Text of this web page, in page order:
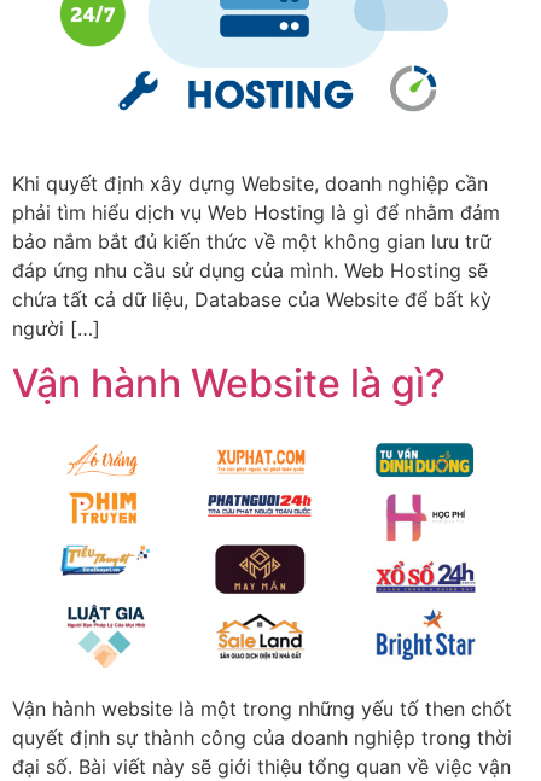
Khi quyết định xây dựng Website, doanh nghiệp cần
phải tìm hiểu dịch vụ Web Hosting là gì để nhằm đảm
bảo nắm bắt đủ kiến thức về một không gian lưu trữ
đáp ứng nhu cầu sử dụng của mình. Web Hosting sẽ
chứa tất cả dữ liệu, Database của Website để bất kỳ
người […]
Vận hành Website là gì?
Vận hành website là một trong những yếu tố then chốt
quyết định sự thành công của doanh nghiệp trong thời
đại số. Bài viết này sẽ giới thiệu tổng quan về việc vận